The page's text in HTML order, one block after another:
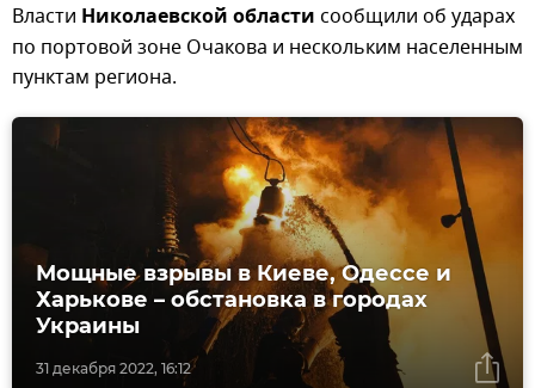
Власти Николаевской области сообщили об ударах
по портовой зоне Очакова и нескольким населенным
пунктам региона.
31 декабря 2022, 16:12
Мощные взрывы в Киеве, Одессе и
Харькове – обстановка в городах
Украины